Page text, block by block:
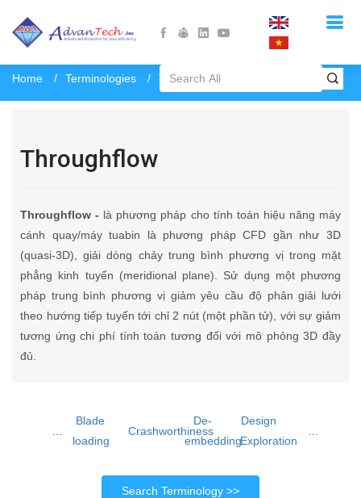
Home Terminologies Throughflow
Throughflow
Throughflow - là phương pháp cho tính toán hiệu năng máy
cánh quay/máy tuabin là phương pháp CFD gần như 3D
(quasi-3D), giải dòng chảy trung bình phương vị trong mặt
phẳng kinh tuyến (meridional plane). Sử dụng một phương
pháp trung bình phương vị giảm yêu cầu độ phân giải lưới
theo hướng tiếp tuyến tới chỉ 2 nút (một phần tử), với sự giảm
tương ứng chi phí tính toán tương đối với mô phỏng 3D đầy
đủ.
Blade
loading
Crashworthiness
De-
embedding
Design
Exploration
Search Terminology